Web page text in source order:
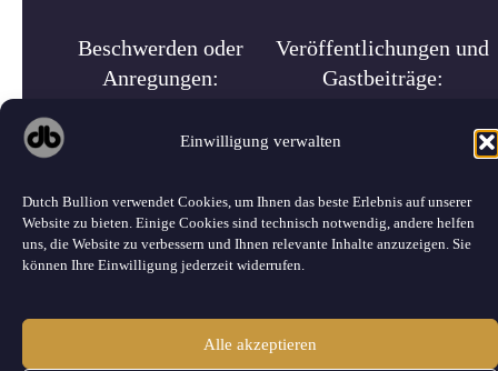
Einwilligung verwalten
Dutch Bullion verwendet Cookies, um Ihnen das beste Erlebnis auf unserer
Website zu bieten. Einige Cookies sind technisch notwendig, andere helfen
uns, die Website zu verbessern und Ihnen relevante Inhalte anzuzeigen. Sie
können Ihre Einwilligung jederzeit widerrufen.
Alle akzeptieren
Beschwerden oder
Anregungen:
Veröffentlichungen und
Gastbeiträge: